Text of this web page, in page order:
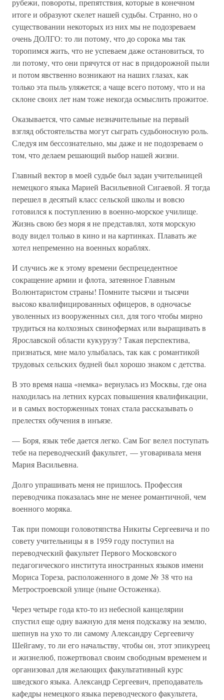
рубежи, повороты, препятствия, которые в конечном
итоге и образуют скелет нашей судьбы. Странно, но о
существовании некоторых из них мы не подозреваем
очень ДОЛГО: то ли потому, что до сорока мы так
торопимся жить, что не успеваем даже остановиться, то
ли потому, что они прячутся от нас в придорожной пыли
и потом явственно возникают на наших глазах, как
только эта пыль уляжется; а чаще всего потому, что и на
склоне своих лет нам тоже некогда осмыслить прожитое.
Оказывается, что самые незначительные на первый
взгляд обстоятельства могут сыграть судьбоносную роль.
Следуя им бессознательно, мы даже и не подозреваем о
том, что делаем решающий выбор нашей жизни.
Главный вектор в моей судьбе был задан учительницей
немецкого языка Марией Васильевной Сигаевой. Я тогда
перешел в десятый класс сельской школы и вовсю
готовился к поступлению в военно-морское училище.
Жизнь свою без моря я не представлял, хотя морскую
воду видел только в кино и на картинках. Плавать же
хотел непременно на военных кораблях.
И случись же к этому времени беспрецедентное
сокращение армии и флота, затеянное Главным
Волюнтаристом страны! Помните тысячи и тысячи
высоко квалифицированных офицеров, в одночасье
уволенных из вооруженных сил, для того чтобы мирно
трудиться на колхозных свинофермах или выращивать в
Ярославской области кукурузу? Такая перспектива,
признаться, мне мало улыбалась, так как с романтикой
трудовых сельских будней был хорошо знаком с детства.
В это время наша «немка» вернулась из Москвы, где она
находилась на летних курсах повышения квалификации,
и в самых восторженных тонах стала рассказывать о
прелестях обучения в инъязе.
— Боря, язык тебе дается легко. Сам Бог велел поступать
тебе на переводческий факультет, — уговаривала меня
Мария Васильевна.
Долго упрашивать меня не пришлось. Профессия
переводчика показалась мне не менее романтичной, чем
военного моряка.
Так при помощи головотяпства Никиты Сергеевича и по
совету учительницы я в 1959 году поступил на
переводческий факультет Первого Московского
педагогического института иностранных языков имени
Мориса Тореза, расположенного в доме № 38 что на
Метростроевской улице (ныне Остоженка).
Через четыре года кто-то из небесной канцелярии
спустил еще одну важную для меня подсказку на землю,
шепнув на ухо то ли самому Александру Сергеевичу
Шейгаму, то ли его начальству, чтобы он, этот эпикуреец
и жизнелюб, пожертвовал своим свободным временем и
организовал для желающих факультативный курс
шведского языка. Александр Сергеевич, преподаватель
кафедры немецкого языка переводческого факультета,